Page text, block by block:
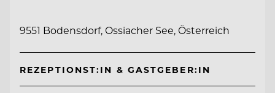
9551 Bodensdorf, Ossiacher See, Österreich
REZEPTIONST:IN & GASTGEBER:IN